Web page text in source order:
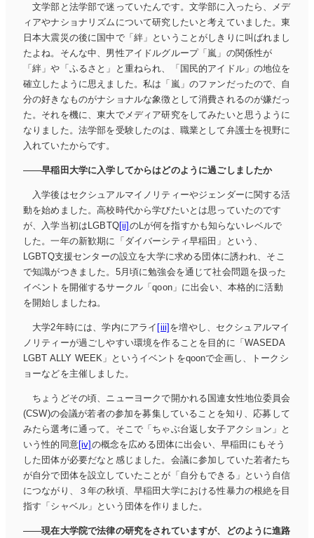
文学部と法学部で迷っていたんです。文学部に入ったら、メデ
ィアやナショナリズムについて研究したいと考えていました。東
日本大震災の後に国中で「絆」ということがしきりに叫ばれまし
たよね。そんな中、男性アイドルグループ「嵐」の関係性が
「絆」や「ふるさと」と重ねられ、「国民的アイドル」の地位を
確立したように思えました。私は「嵐」のファンだったので、自
分の好きなものがナショナルな象徴として消費されるのが嫌だっ
た。それを機に、東大でメディア研究をしてみたいと思うように
なりました。法学部を受験したのは、職業として弁護士を視野に
入れていたからです。
早稲田大学に入学してからはどのように過ごしましたか
入学後はセクシュアルマイノリティーやジェンダーに関する活
動を始めました。高校時代から学びたいとは思っていたのです
が、入学当初はLGBTQ[ii]のLが何を指すかも知らないレベルで
した。一年の新歓期に「ダイバーシティ早稲田」という、
LGBTQ支援センターの設立を大学に求める団体に誘われ、そこ
で知識がつきました。5月頃に勉強会を通じて社会問題を扱った
イベントを開催するサークル「qoon」に出会い、本格的に活動
を開始しましたね。
大学2年時には、学内にアライ [iii]を増やし、セクシュアルマイ
ノリティーが過ごしやすい環境を作ることを目的に「WASEDA
LGBT ALLY WEEK」というイベントをqoonで企画し、トークシ
ョーなどを主催しました。
ちょうどその頃、ニューヨークで開かれる国連女性地位委員会
(CSW)の会議が若者の参加を募集していることを知り、応募して
みたら選考に通って。そこで「ちゃぶ台返し女子アクション」と
いう性的同意[iv]の概念を広める団体に出会い、早稲田にもそう
した団体が必要だなと感じました。会議に参加していた若者たち
が自分で団体を設立していたことが「自分もできる」という自信
につながり、３年の秋頃、早稲田大学における性暴力の根絶を目
指す「シャベル」という団体を作りました。
現在大学院で法律の研究をされていますが、どのように進路